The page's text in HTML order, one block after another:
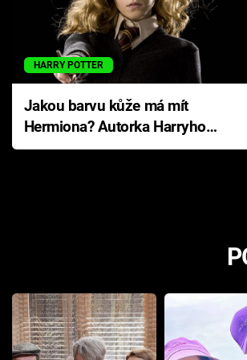
HARRY POTTER
Jakou barvu kůže má mít
Hermiona? Autorka Harryho
Pottera přišla s ráznou